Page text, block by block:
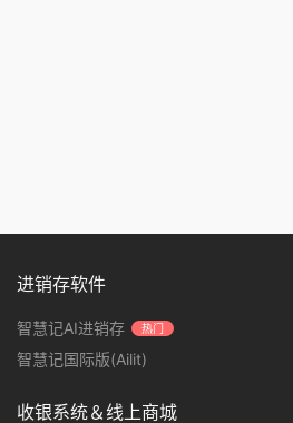
进销存软件
智慧记AI进销存 热门
智慧记国际版(Ailit)
收银系统＆线上商城